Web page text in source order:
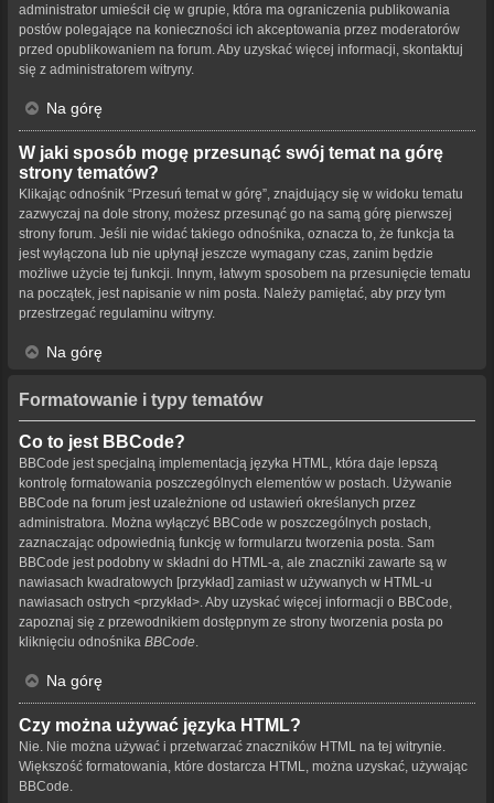
administrator umieścił cię w grupie, która ma ograniczenia publikowania
postów polegające na konieczności ich akceptowania przez moderatorów
przed opublikowaniem na forum. Aby uzyskać więcej informacji, skontaktuj
się z administratorem witryny.
Na górę
W jaki sposób mogę przesunąć swój temat na górę
strony tematów?
Klikając odnośnik “Przesuń temat w górę”, znajdujący się w widoku tematu
zazwyczaj na dole strony, możesz przesunąć go na samą górę pierwszej
strony forum. Jeśli nie widać takiego odnośnika, oznacza to, że funkcja ta
jest wyłączona lub nie upłynął jeszcze wymagany czas, zanim będzie
możliwe użycie tej funkcji. Innym, łatwym sposobem na przesunięcie tematu
na początek, jest napisanie w nim posta. Należy pamiętać, aby przy tym
przestrzegać regulaminu witryny.
Na górę
Formatowanie i typy tematów
Co to jest BBCode?
BBCode jest specjalną implementacją języka HTML, która daje lepszą
kontrolę formatowania poszczególnych elementów w postach. Używanie
BBCode na forum jest uzależnione od ustawień określanych przez
administratora. Można wyłączyć BBCode w poszczególnych postach,
zaznaczając odpowiednią funkcję w formularzu tworzenia posta. Sam
BBCode jest podobny w składni do HTML-a, ale znaczniki zawarte są w
nawiasach kwadratowych [przykład] zamiast w używanych w HTML-u
nawiasach ostrych <przykład>. Aby uzyskać więcej informacji o BBCode,
zapoznaj się z przewodnikiem dostępnym ze strony tworzenia posta po
kliknięciu odnośnika BBCode
Na górę
Czy można używać języka HTML?
Nie. Nie można używać i przetwarzać znaczników HTML na tej witrynie.
Większość formatowania, które dostarcza HTML, można uzyskać, używając
BBCode.